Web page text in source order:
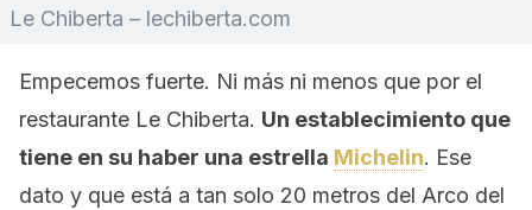
Le Chiberta – lechiberta.com
Empecemos fuerte. Ni más ni menos que por el
restaurante Le Chiberta. Un establecimiento que
tiene en su haber una estrella Michelin. Ese
dato y que está a tan solo 20 metros del Arco del